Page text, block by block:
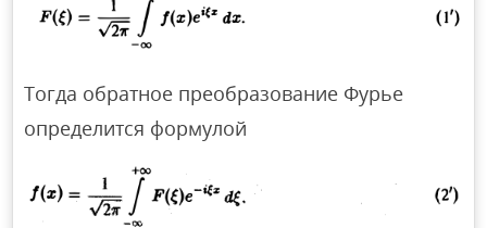
Тогда обратное преобразование Фурье
определится формулой